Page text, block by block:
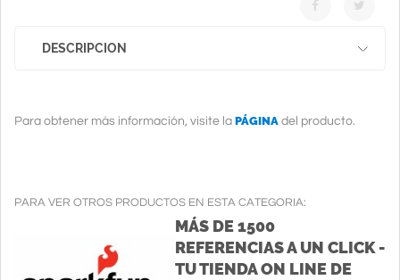
DESCRIPCION
Para obtener más información, visite la PÁGINA del producto.
PARA VER OTROS PRODUCTOS EN ESTA CATEGORIA:
MÁS DE 1500
REFERENCIAS A UN CLICK -
TU TIENDA ON LINE DE